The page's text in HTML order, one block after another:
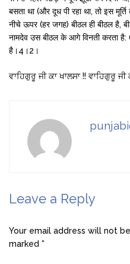
बसता था (और दूध पी रहा था, तो इस
नीचे ऊपर (हर जगह) बीठल ही बीठल है,
नामदेव उस बीठल के आगे विनती करता है:
है।4।2।
ਵਾਹਿਗੁਰੂ ਜੀ ਕਾ ਖਾਲਸਾ !! ਵਾਹਿਗੁਰੂ ਜੀ
Leave a Reply
Your email address will not
marked *